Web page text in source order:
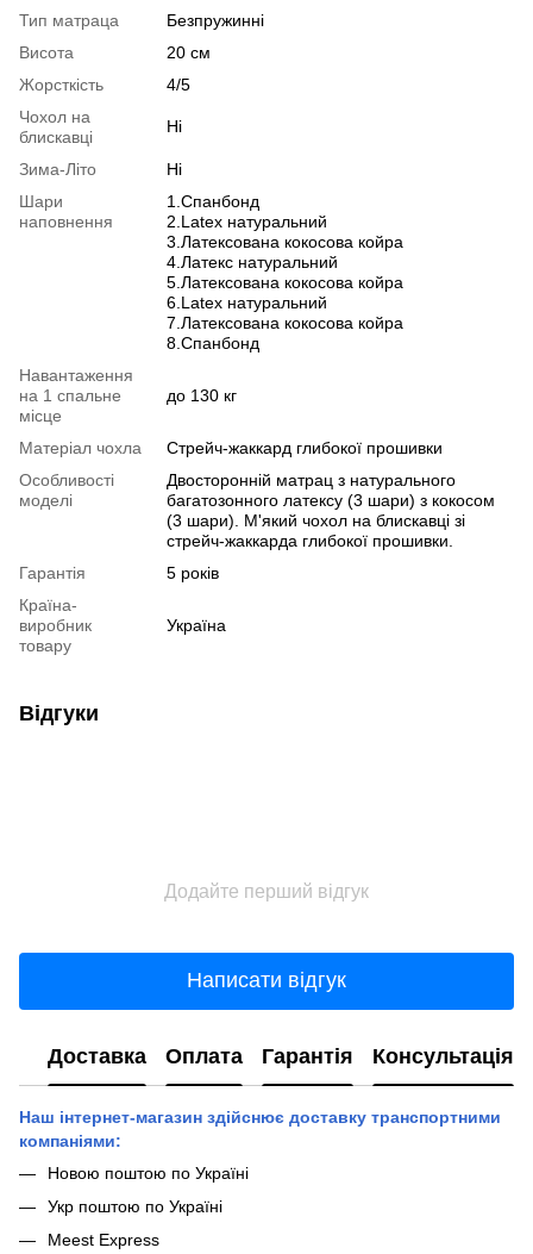
Тип матраца
Безпружинні
Висота
20 см
Жорсткість
4/5
Чохол на
блискавці
Ні
Зима-Літо
Ні
Шари
наповнення
1.Спанбонд
2.Latex натуральний
3.Латексована кокосова койра
4.Латекс натуральний
5.Латексована кокосова койра
6.Latex натуральний
7.Латексована кокосова койра
8.Спанбонд
Навантаження
на 1 спальне
місце
до 130 кг
Матеріал чохла
Стрейч-жаккард глибокої прошивки
Особливості
моделі
Двосторонній матрац з натурального
багатозонного латексу (3 шари) з кокосом
(3 шари). М'який чохол на блискавці зі
стрейч-жаккарда глибокої прошивки.
Гарантія
5 років
Країна-
виробник
товару
Україна
Відгуки
Додайте перший відгук
Написати відгук
Доставка Оплата Гарантія Консультація
Наш інтернет-магазин здійснює доставку транспортними
компаніями:
Новою поштою по Україні
Укр поштою по Україні
Meest Express